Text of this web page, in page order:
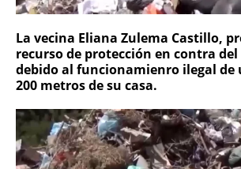
La vecina Eliana Zulema Castillo,
recurso de protección en contra
debido al funcionamienro ilegal de
200 metros de su casa.